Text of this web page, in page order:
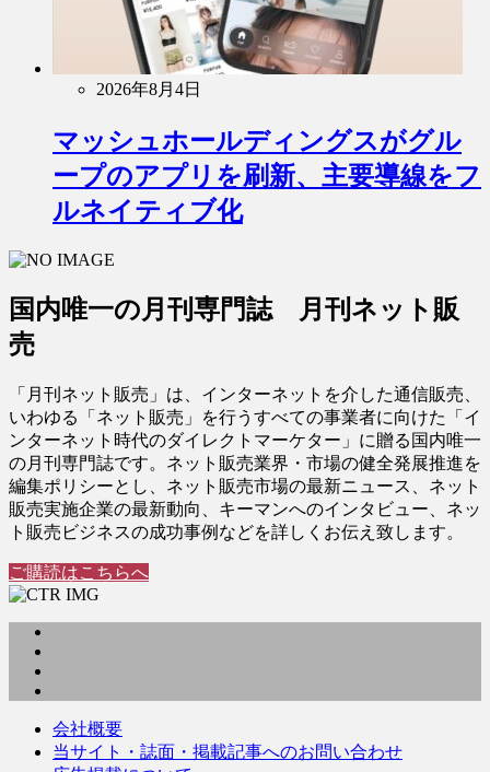
2026年8月4日
マッシュホールディングスがグル
ープのアプリを刷新、主要導線をフ
ルネイティブ化
国内唯一の月刊専門誌 月刊ネット販
売
「月刊ネット販売」は、インターネットを介した通信販売、
いわゆる「ネット販売」を行うすべての事業者に向けた「イ
ンターネット時代のダイレクトマーケター」に贈る国内唯一
の月刊専門誌です。ネット販売業界・市場の健全発展推進を
編集ポリシーとし、ネット販売市場の最新ニュース、ネット
販売実施企業の最新動向、キーマンへのインタビュー、ネッ
ト販売ビジネスの成功事例などを詳しくお伝え致します。
ご購読はこちらへ
会社概要
当サイト・誌面・掲載記事へのお問い合わせ